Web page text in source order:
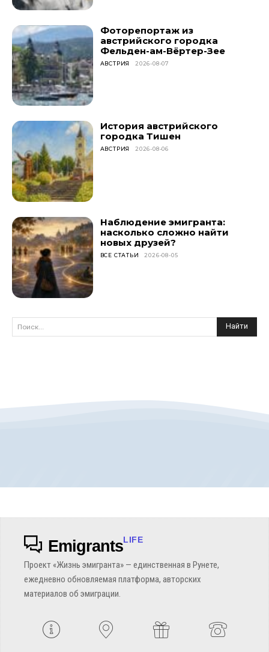
Фоторепортаж из
австрийского городка
Фельден-ам-Вёртер-Зее
АВСТРИЯ 2026-08-07
История австрийского
городка Тишен
АВСТРИЯ 2026-08-06
Наблюдение эмигранта:
насколько сложно найти
новых друзей?
ВСЕ СТАТЬИ 2026-08-05
Поиск... Найти
EmigrantsLIFE
Проект «Жизнь эмигранта» — единственная в Рунете,
ежедневно обновляемая платформа, авторских
материалов об эмиграции.